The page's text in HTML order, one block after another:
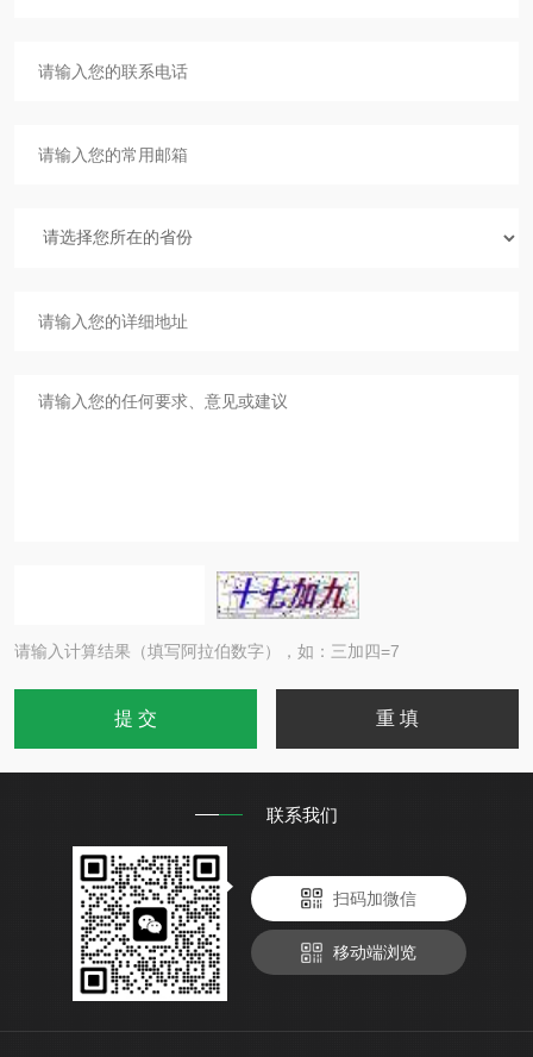
请输入计算结果（填写阿拉伯数字），如：三加四=7
联系我们
扫码加微信
移动端浏览